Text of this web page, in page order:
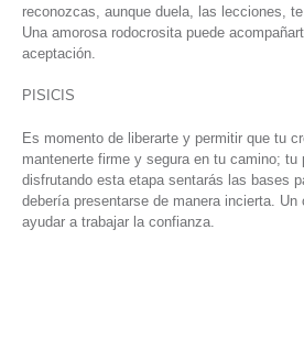
reconozcas, aunque duela, las lecciones,
Una amorosa rodocrosita puede
aceptación.
PISICIS
Es momento de liberarte y permitir que tu
mantenerte firme y segura en tu camino; tu
disfrutando esta etapa sentarás las bases
debería presentarse de manera incierta.
ayudar a trabajar la confianza.